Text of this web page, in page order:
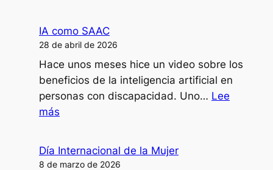
decidir
ir
al
IA como SAAC
28 de abril de 2026
Hace unos meses hice un video sobre los
beneficios de la inteligencia artificial en
personas con discapacidad. Uno… Lee
más
SAAC
Día Internacional de la Mujer
8 de marzo de 2026